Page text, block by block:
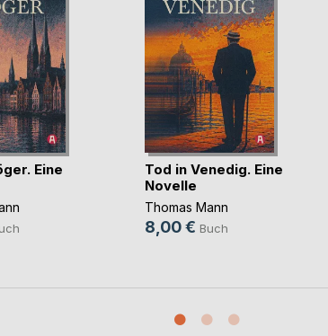
Eine
Tod in Venedig. Eine
Novelle
Thomas Mann
8,00 € Buch